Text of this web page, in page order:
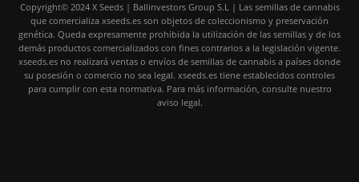
g
r
a
m
k
Copyright© 2024 X Seeds | Ballinvestors Group S.L | Las semillas de cannabis
que comercializa xseeds.es son objetos de coleccionismo y preservación
genética. Queda expresamente prohibida la utilización de las semillas y de los
demás productos comercializados con fines contrarios a la legislación vigente.
xseeds.es no realizará ventas o envíos de semillas de cannabis a países donde
su posesión o comercio no sea legal. xseeds.es tiene establecidos controles
para cumplir con esta normativa. Para más información, consulte nuestro
aviso legal.